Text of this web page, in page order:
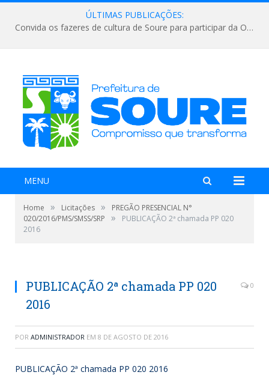
ÚLTIMAS PUBLICAÇÕES:
Convida os fazeres de cultura de Soure para participar da Oitiva da Lei Aldir Blanc 2
MENU
Home » Licitações »
PREGÃO PRESENCIAL N°
020/2016/PMS/SMSS/SRP
»
PUBLICAÇÃO 2ª chamada PP 020
2016
PUBLICAÇÃO 2ª chamada PP 020
2016
0
POR ADMINISTRADOR EM 8 DE AGOSTO DE 2016
PUBLICAÇÃO 2ª chamada PP 020 2016